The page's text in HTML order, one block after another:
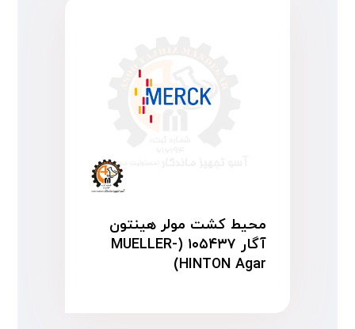
محیط کشت مولر هینتون
آگار ۱۰۵۴۳۷ (MUELLER-
HINTON Agar)